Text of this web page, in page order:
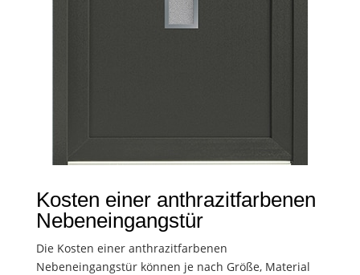
Kosten einer anthrazitfarbenen
Nebeneingangstür
Die Kosten einer anthrazitfarbenen
Nebeneingangstür können je nach Größe, Material